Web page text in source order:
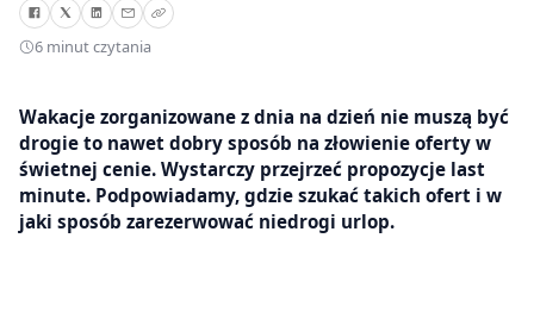
6 minut czytania
Wakacje zorganizowane z dnia na dzień nie muszą być
drogie to nawet dobry sposób na złowienie oferty w
świetnej cenie. Wystarczy przejrzeć propozycje last
minute. Podpowiadamy, gdzie szukać takich ofert i w
jaki sposób zarezerwować niedrogi urlop.